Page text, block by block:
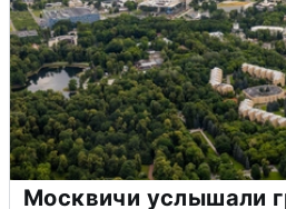
Москвичи услышали